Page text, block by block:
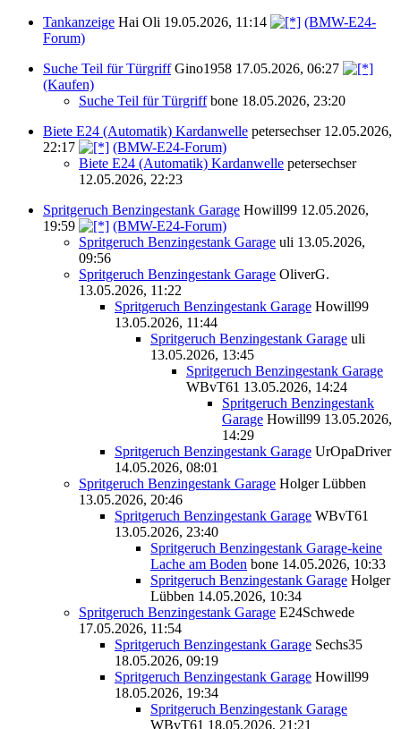
Tankanzeige Hai Oli 19.05.2026, 11:14
(BMW-E24-
Forum)
Suche Teil für Türgriff Gino1958 17.05.2026, 06:27
(Kaufen)
Suche Teil für Türgriff bone 18.05.2026, 23:20
Biete E24 (Automatik) Kardanwelle petersechser 12.05.2026,
22:17
(BMW-E24-Forum)
Biete E24 (Automatik) Kardanwelle petersechser
12.05.2026, 22:23
Spritgeruch Benzingestank Garage Howill99 12.05.2026,
19:59
(BMW-E24-Forum)
Spritgeruch Benzingestank Garage uli 13.05.2026,
09:56
Spritgeruch Benzingestank Garage OliverG.
13.05.2026, 11:22
Spritgeruch Benzingestank Garage Howill99
13.05.2026, 11:44
Spritgeruch Benzingestank Garage uli
13.05.2026, 13:45
Spritgeruch Benzingestank Garage
WBvT61 13.05.2026, 14:24
Spritgeruch Benzingestank
Garage Howill99 13.05.2026,
14:29
Spritgeruch Benzingestank Garage UrOpaDriver
14.05.2026, 08:01
Spritgeruch Benzingestank Garage Holger Lübben
13.05.2026, 20:46
Spritgeruch Benzingestank Garage WBvT61
13.05.2026, 23:40
Spritgeruch Benzingestank Garage-keine
Lache am Boden bone 14.05.2026, 10:33
Spritgeruch Benzingestank Garage Holger
Lübben 14.05.2026, 10:34
Spritgeruch Benzingestank Garage E24Schwede
17.05.2026, 11:54
Spritgeruch Benzingestank Garage Sechs35
18.05.2026, 09:19
Spritgeruch Benzingestank Garage Howill99
18.05.2026, 19:34
Spritgeruch Benzingestank Garage
WBvT61 18.05.2026, 21:21